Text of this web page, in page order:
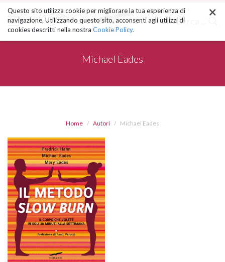
ai
contenuti.
|
Salta
Cerca ... ×
Questo sito utilizza cookie per migliorare la tua esperienza di
navigazione. Utilizzando questo sito, acconsenti agli utilizzi di
cookies descritti nella nostra Cookie Policy.
Michael Eades
Home Autori Michael Eades